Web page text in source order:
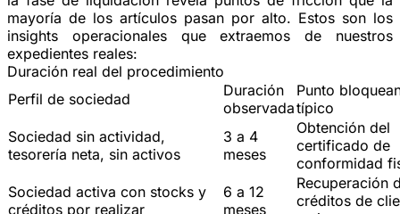
mayoría de los artículos pasan por alto. Estos son los
insights operacionalesque extraemos de nuestros
expedientes reales:
Duración real del procedimiento
Perfil de sociedad
Duración
observada
Punto
típico
Sociedad sin actividad,
tesorería neta, sin activos
3 a 4
meses
Obtención del
certificado de
conformidad
Sociedad activa con stocks y
créditos por realizar
6 a 12
meses
Recuperación
créditos de